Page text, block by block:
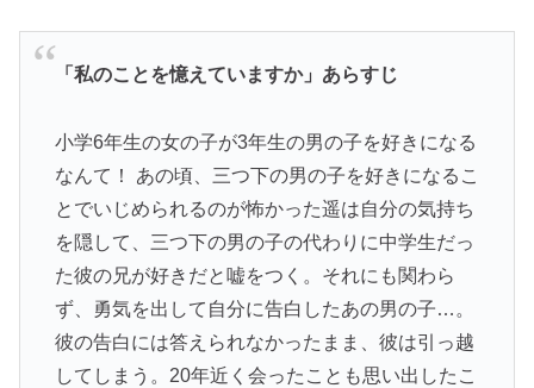
「私のことを憶えていますか」あらすじ
小学6年生の女の子が3年生の男の子を好きになる
なんて！ あの頃、三つ下の男の子を好きになるこ
とでいじめられるのが怖かった遥は自分の気持ち
を隠して、三つ下の男の子の代わりに中学生だっ
た彼の兄が好きだと嘘をつく。それにも関わら
ず、勇気を出して自分に告白したあの男の子…。
彼の告白には答えられなかったまま、彼は引っ越
してしまう。20年近く会ったことも思い出したこ